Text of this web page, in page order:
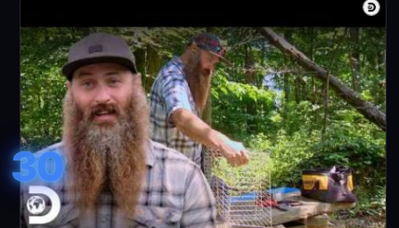
30